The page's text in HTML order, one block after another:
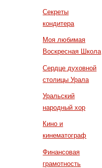
Секреты
кондитера
Моя любимая
Воскресная Школа
Сердце духовной
столицы Урала
Уральский
народный хор
Кино и
кинематограф
Финансовая
грамотность